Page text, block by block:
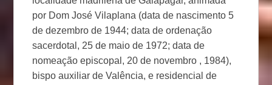
por Dom José Vilaplana (data de nascimento 5
de dezembro de 1944; data de ordenação
sacerdotal, 25 de maio de 1972; data de
nomeação episcopal, 20 de novembro , 1984),
bispo auxiliar de Valência, e residencial de